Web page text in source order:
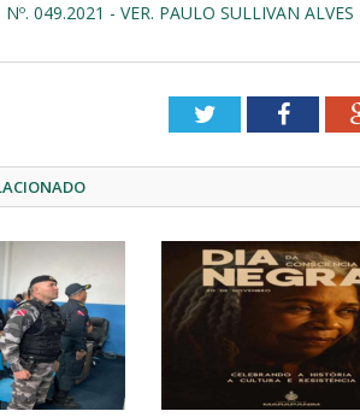
049.2021 - VER. PAULO SULLIVAN ALVES
Twitter